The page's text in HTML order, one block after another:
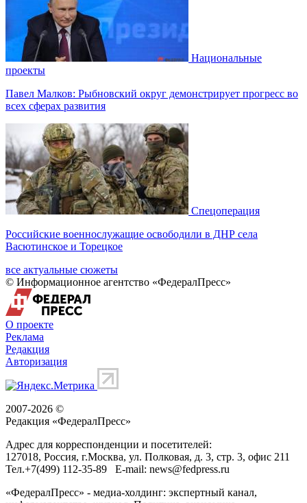
Национальные
проекты
Павел Малков: Рыбновский округ демонстрирует прогресс во
всех сферах развития
Спецоперация
Российские военнослужащие освободили в ДНР села
Васютинское и Торецкое
все актуальные сюжеты
© Информационное агентство «ФедералПресс»
О проекте
Реклама
Редакция
Авторизация
2007-2026 ©
Редакция «ФедералПресс»
Адрес для корреспонденции и посетителей:
127018, Россия, г.Москва, ул. Полковая, д. 3, стр. 3, офис 211
Тел.+7(499) 112-35-89 E-mail: news@fedpress.ru
«ФедералПресс» - медиа-холдинг: экспертный канал,